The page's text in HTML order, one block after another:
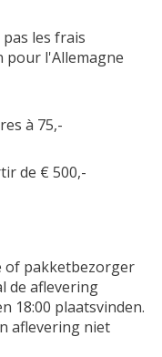
les frais
pour l'Allemagne
à 75,-
de € 500,-
of pakketbezorger
de aflevering
18:00 plaatsvinden.
aflevering niet